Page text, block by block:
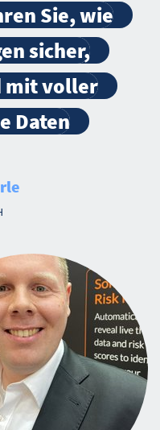
Sie, wie
sicher,
mit voller
Daten